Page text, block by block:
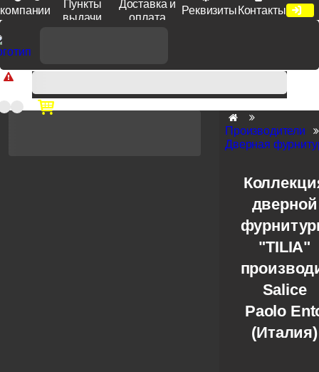
компании
Пункты
выдачи
Доставка и
оплата
Реквизиты Контакты
Доп. скидка от цен на сайте 7% при заказе от 50 тыс. руб
продукции Venezia, Fratelli, Tupai, Extreza, Melodia, Forme при
оплате по счету.
Производители
Дверная
дверной
"TILIA"
Salice
Paolo
(Италия)